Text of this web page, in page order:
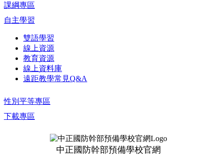
課綱專區
自主學習
雙語學習
線上資源
教育資源
線上資料庫
遠距教學常見Q&A
性別平等專區
下載專區
中正國防幹部預備學校官網